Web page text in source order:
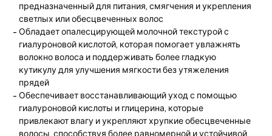
предназначенный для питания, смягчения и укрепления
светлых или обесцвеченных волос
Обладает опалесцирующей молочной текстурой с
гиалуроновой кислотой, которая помогает увлажнять
волокно волоса и поддерживать более гладкую
кутикулу для улучшения мягкости без утяжеления
прядей
Обеспечивает восстанавливающий уход с помощью
гиалуроновой кислоты и глицерина, которые
привлекают влагу и укрепляют хрупкие обесцвеченные
волосы, способствуя более равномерной и устойчивой